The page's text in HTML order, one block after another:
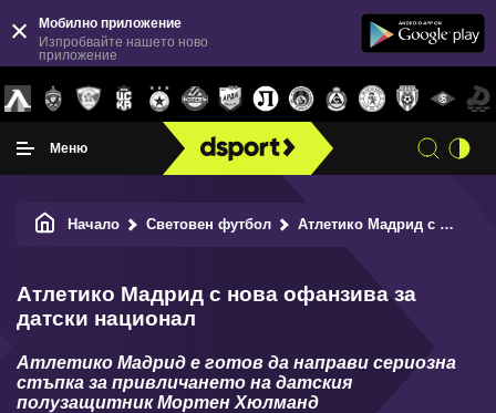
Мобилно приложение
Изпробвайте нашето ново
приложение
Меню
Начало Световен футбол Атлетико Мадрид с нова офанзива за датски национал
Атлетико Мадрид с нова офанзива за
датски национал
Атлетико Мадрид е готов да направи сериозна
стъпка за привличането на датския
полузащитник Мортен Хюлманд